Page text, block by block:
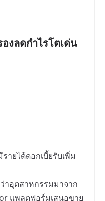
งลดกำไรโตเด่น
ายได้ดอกเบี้ยรับเพิ่ม
าอุตสาหกรรมมาจาก
แพลตฟอร์มเสนอขาย